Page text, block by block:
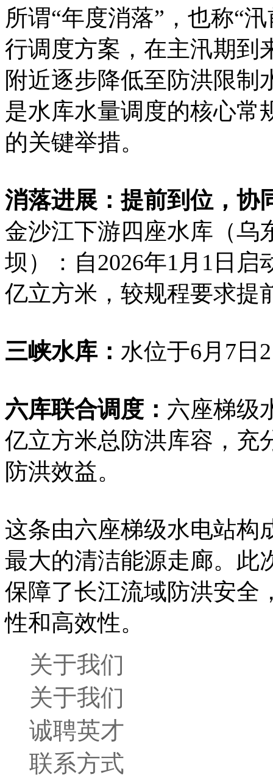
所谓“年度消落”，也称“
行调度方案，在主汛期到
附近逐步降低至防洪限制
是水库水量调度的核心常
的关键举措。
消落进展：提前到位，协
金沙江下游四座水库（乌
坝）：自2026年1月1日
亿立方米，较规程要求提
三峡水库： 水位于6月7日
六库联合调度： 六座梯级
亿立方米总防洪库容，充
防洪效益。
这条由六座梯级水电站构
最大的清洁能源走廊。此
保障了长江流域防洪安全
性和高效性。
关于我们
关于我们
诚聘英才
联系方式